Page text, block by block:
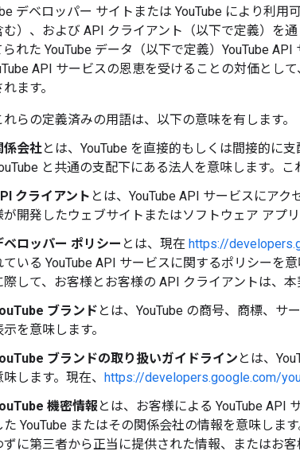
デベロッパー サイトまたは YouTube により利
む）、および API クライアント（以下で定義）を
られた YouTube データ（以下で定義） YouTube API
API サービスの恩恵を受けることの対価と
ます。
れらの定義済みの用語は、以下の意味を有します。
係会社とは、YouTube を直接的もしくは間接的に
と共通の支配下にある法人を意味します。こ
クライアント とは、YouTube API サービスにア
が開発したウェブサイトまたはソフトウェア アプ
ベロッパー ポリシー とは、現在 https://
ている YouTube API サービスに関するポリシーを
際して、お客様とお客様の API クライアントは、
ブランド とは、YouTube の商号、商標、サ
示を意味します。
ブランドの取り扱いガイドライン とは、
味します。現在、 https://developers.google.com/
機密情報とは、お客様による YouTube API
た YouTube またはその関係会社の情報を意味しま
ずに第三者から正当に提供された情報、またはお